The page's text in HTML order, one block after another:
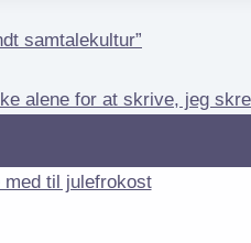
samtalekultur”
alene for at skrive, jeg